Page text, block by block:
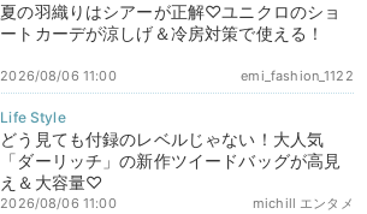
夏の羽織りはシアーが正解♡ユニクロのショ
ートカーデが涼しげ＆冷房対策で使える！
emi_fashion_1122
2026/08/06 11:00
どう見ても付録のレベルじゃない！大人気
「ダーリッチ」の新作ツイードバッグが高見
え＆大容量♡
michill エンタメ
2026/08/06 11:00